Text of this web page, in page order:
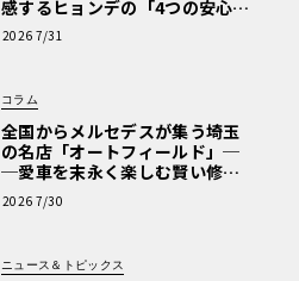
感するヒョンデの「4つの安心」
【第1回・ヒョンデ6つの疑問：
Why? Hyundai?】〈PR〉
2026 7/31
コラム
全国からメルセデスが集う埼玉
の名店「オートフィールド」─
─愛車を末永く楽しむ賢い修理
術と、プロがフックス製オイル
を選ぶ理由〈PR〉
2026 7/30
ニュース＆トピックス